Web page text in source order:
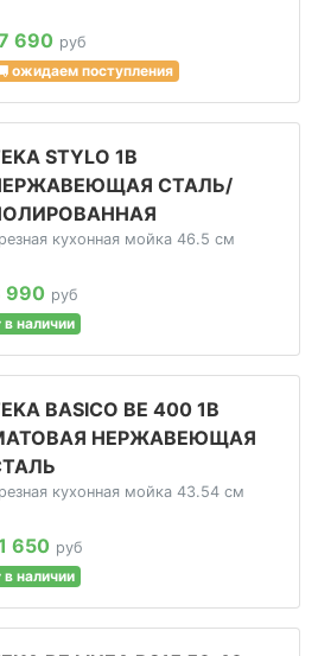
690 руб
ожидаем поступления
STYLO 1B
СТАЛЬ/
кухонная мойка 46.5 см
990 руб
в наличии
BASICO BE 400 1B
НЕРЖАВЕЮЩАЯ
кухонная мойка 43.54 см
650 руб
в наличии